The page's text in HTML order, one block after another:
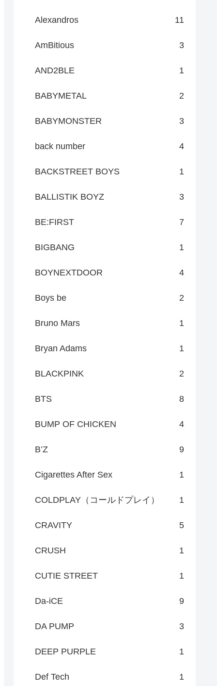
Alexandros 11
AmBitious 3
AND2BLE 1
BABYMETAL 2
BABYMONSTER 3
back number 4
BACKSTREET BOYS 1
BALLISTIK BOYZ 3
BE:FIRST 7
BIGBANG 1
BOYNEXTDOOR 4
Boys be 2
Bruno Mars 1
Bryan Adams 1
BLACKPINK 2
BTS 8
BUMP OF CHICKEN 4
B’Z 9
Cigarettes After Sex 1
COLDPLAY（コールドプレイ） 1
CRAVITY 5
CRUSH 1
CUTIE STREET 1
Da-iCE 9
DA PUMP 3
DEEP PURPLE 1
Def Tech 1